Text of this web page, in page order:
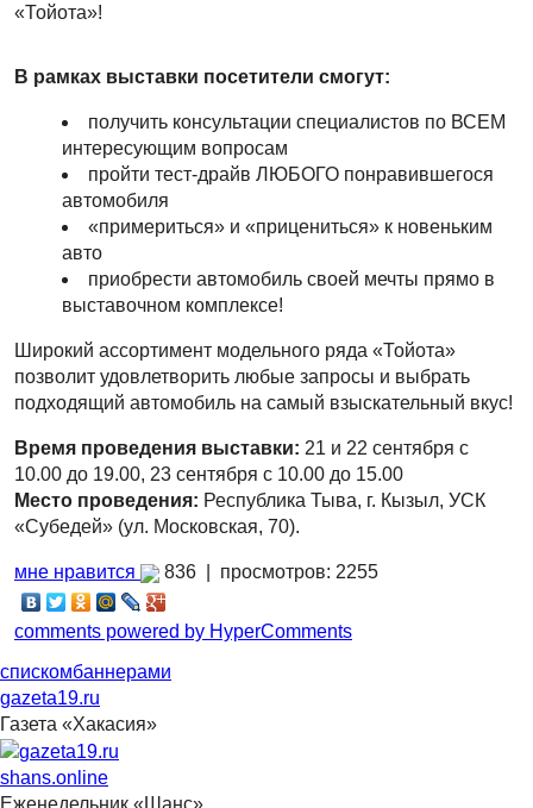
«Тойота»!
В рамках выставки посетители смогут:
получить консультации специалистов по ВСЕМ
интересующим вопросам
пройти тест-драйв ЛЮБОГО понравившегося
автомобиля
«примериться» и «прицениться» к новеньким
авто
приобрести автомобиль своей мечты прямо в
выставочном комплексе!
Широкий ассортимент модельного ряда «Тойота»
позволит удовлетворить любые запросы и выбрать
подходящий автомобиль на самый взыскательный вкус!
Время проведения выставки: 21 и 22 сентября с
10.00 до 19.00, 23 сентября с 10.00 до 15.00
Место проведения: Республика Тыва, г. Кызыл, УСК
«Субедей» (ул. Московская, 70).
мне нравится 836 | просмотров: 2255
comments powered by HyperComments
спискомбаннерами
gazeta19.ru
Газета «Хакасия»
shans.online
Еженедельник «Шанс»